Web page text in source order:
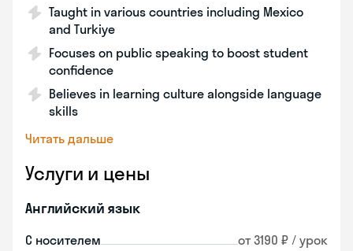
Taught in various countries including Mexico
and Turkiye
Focuses on public speaking to boost student
confidence
Believes in learning culture alongside language
skills
Читать дальше
Услуги и цены
Английский язык
С носителем от 3190 ₽ / урок